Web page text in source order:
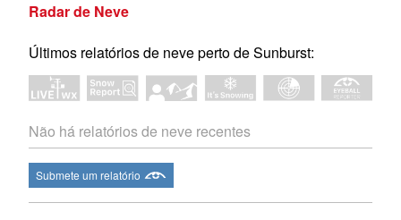
Radar de Neve
Últimos relatórios de neve perto de Sunburst:
Não há relatórios de neve recentes
Submete um relatório